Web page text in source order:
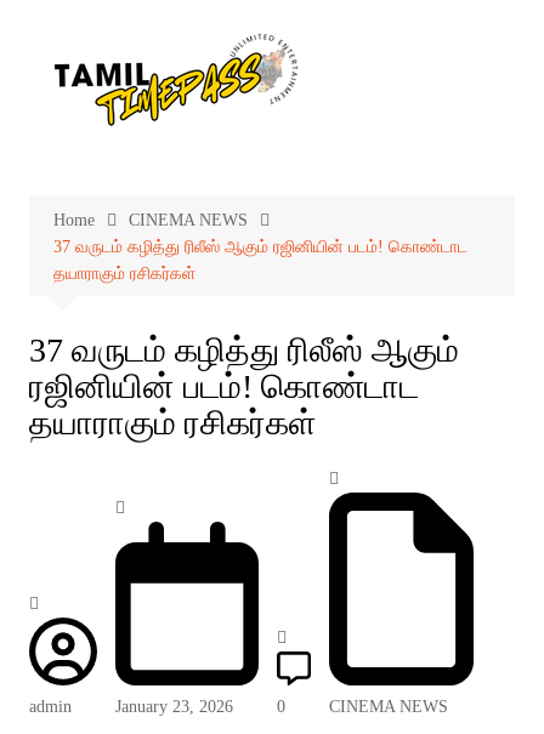
Home
CINEMA NEWS
37 வருடம் கழித்து ரிலீஸ் ஆகும் ரஜினியின் படம்! கொண்டாட
தயாராகும் ரசிகர்கள்
37 வருடம் கழித்து ரிலீஸ் ஆகும்
ரஜினியின் படம்! கொண்டாட
தயாராகும் ரசிகர்கள்
admin January 23, 2026 0 CINEMA NEWS